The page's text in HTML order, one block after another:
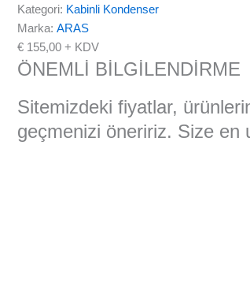
Kategori: Kabinli Kondenser
Marka: ARAS
€ 155,00 + KDV
ÖNEMLİ BİLGİLENDİRME
Sitemizdeki fiyatlar,
geçmenizi öneririz. Size en